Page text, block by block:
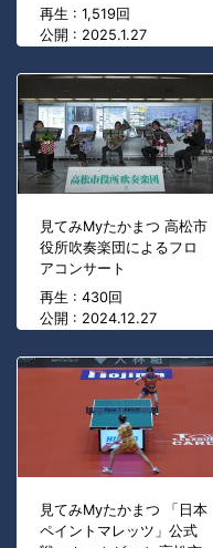
再生 : 1,519回
公開 : 2025.1.27
見てみMyたかまつ 高松市
役所吹奏楽団によるフロ
アコンサート
再生 : 430回
公開 : 2024.12.27
見てみMyたかまつ 「日本
ペイントマレッツ」公式